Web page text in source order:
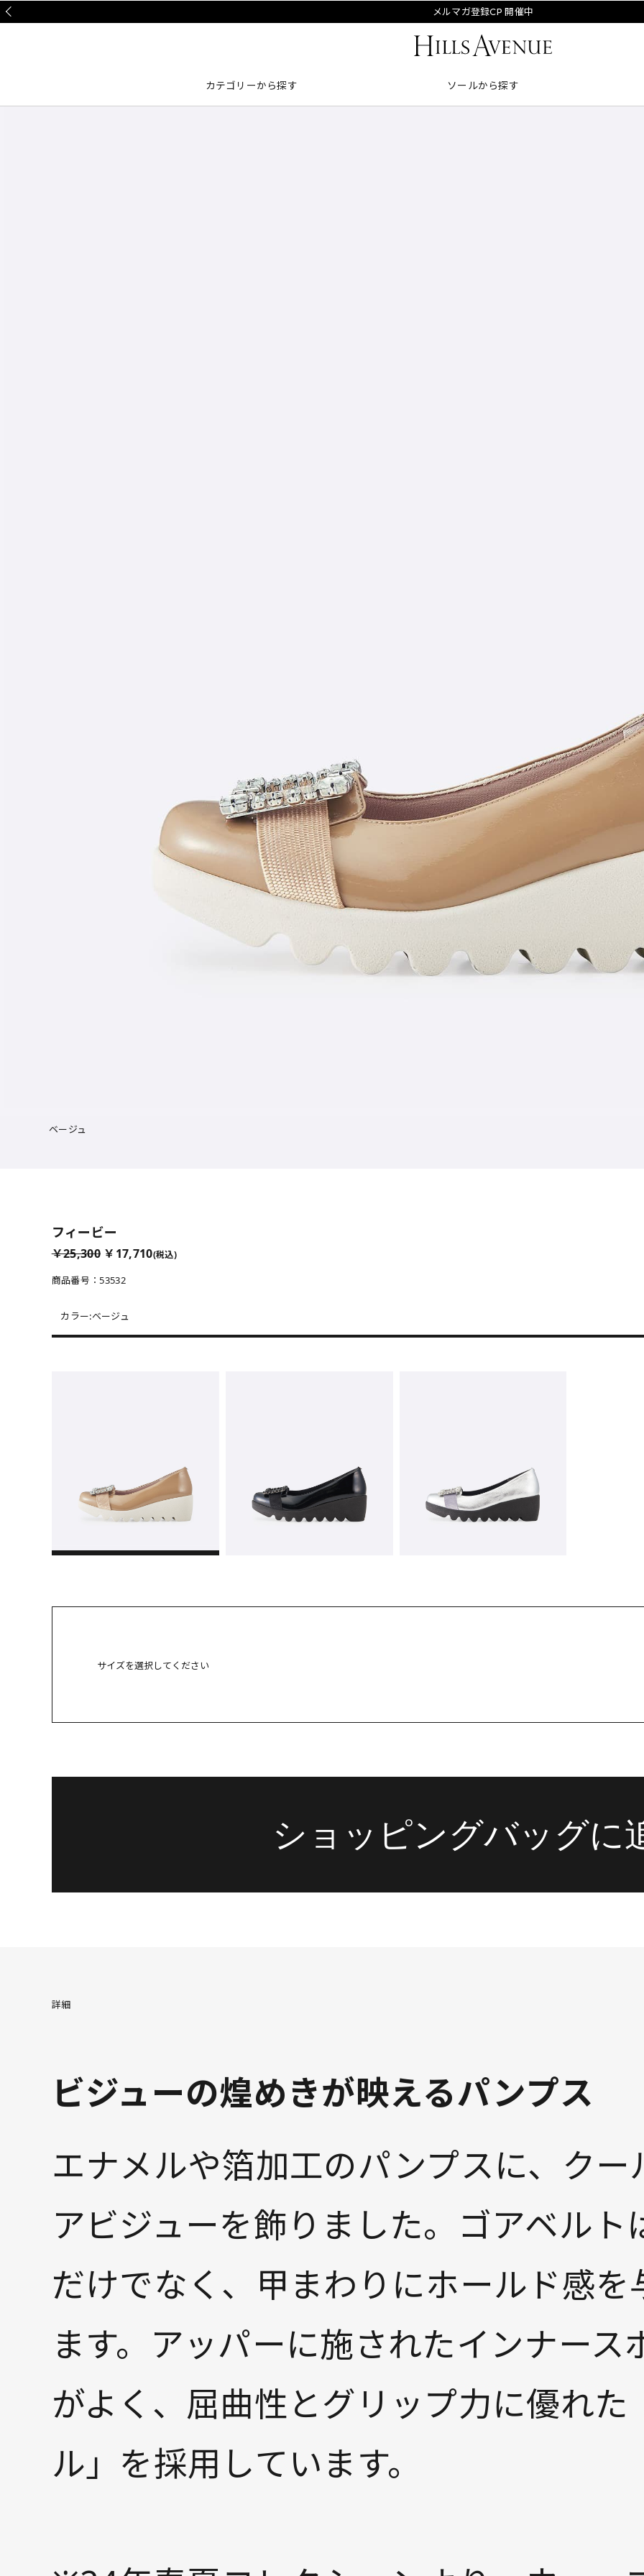
メルマガ登録CP 開催中
カテゴリーから探す ソールから探す
ベージュ
フィービー
￥25,300 ￥17,710(税込)
商品番号：53532
カラー:ベージュ
サイズを選択してください
21.5cm
22.5cm × 在庫なし
23cm × 在庫なし
23.5cm × 在庫なし
× 在庫なし
ショッピングバッグに
詳細
ビジューの煌めきが映えるパンプス
エナメルや箔加工のパンプスに、ク
アビジューを飾りました。ゴアベル
だけでなく、甲まわりにホールド感
ます。アッパーに施されたインナース
がよく、屈曲性とグリップ力に優れた
ル」を採用しています。